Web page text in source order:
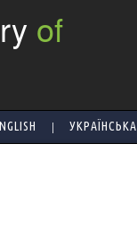
of
| УКРАЇНСЬКА